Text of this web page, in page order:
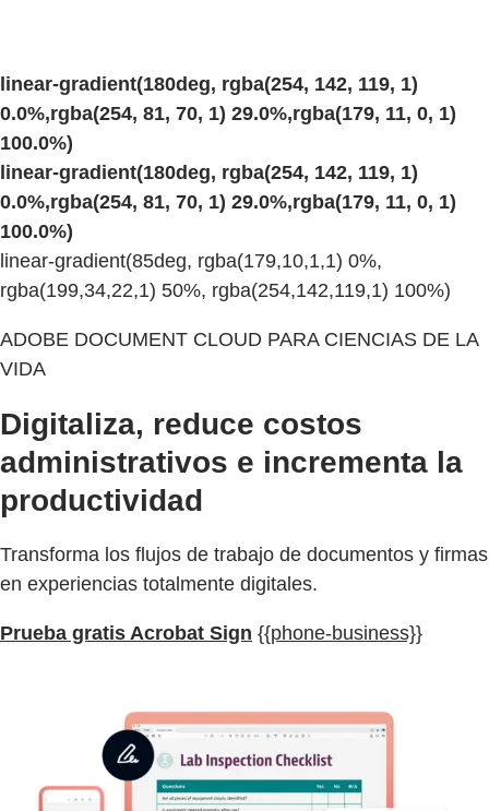
linear-gradient(180deg, rgba(254, 142, 119, 1)
0.0%,rgba(254, 81, 70, 1) 29.0%,rgba(179, 11, 0, 1)
100.0%)
linear-gradient(180deg, rgba(254, 142, 119, 1)
0.0%,rgba(254, 81, 70, 1) 29.0%,rgba(179, 11, 0, 1)
100.0%)
linear-gradient(85deg, rgba(179,10,1,1) 0%,
rgba(199,34,22,1) 50%, rgba(254,142,119,1) 100%)
ADOBE DOCUMENT CLOUD PARA CIENCIAS DE LA
VIDA
Digitaliza, reduce costos
administrativos e incrementa la
productividad
Transforma los flujos de trabajo de documentos y firmas
en experiencias totalmente digitales.
Prueba gratis Acrobat Sign {{phone-business}}